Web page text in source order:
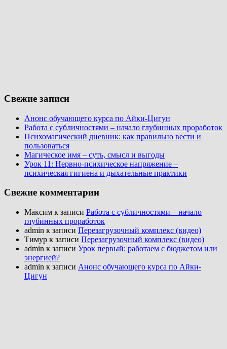
Свежие записи
Анонс обучающего курса по Айки-Цигун
Работа с субличностями – начало глубинных проработок
Психомагический дневник: как правильно вести и
пользоваться
Магическое имя – суть, смысл и выгоды
Урок 11: Нервно-психическое напряжение –
психическая гигиена и дыхательные практики
Свежие комментарии
Максим к записи Работа с субличностями – начало
глубинных проработок
admin к записи Перезагрузочный комплекс (видео)
Тимур к записи Перезагрузочный комплекс (видео)
admin к записи Урок первый: работаем с бюджетом или
энергией?
admin к записи Анонс обучающего курса по Айки-
Цигун